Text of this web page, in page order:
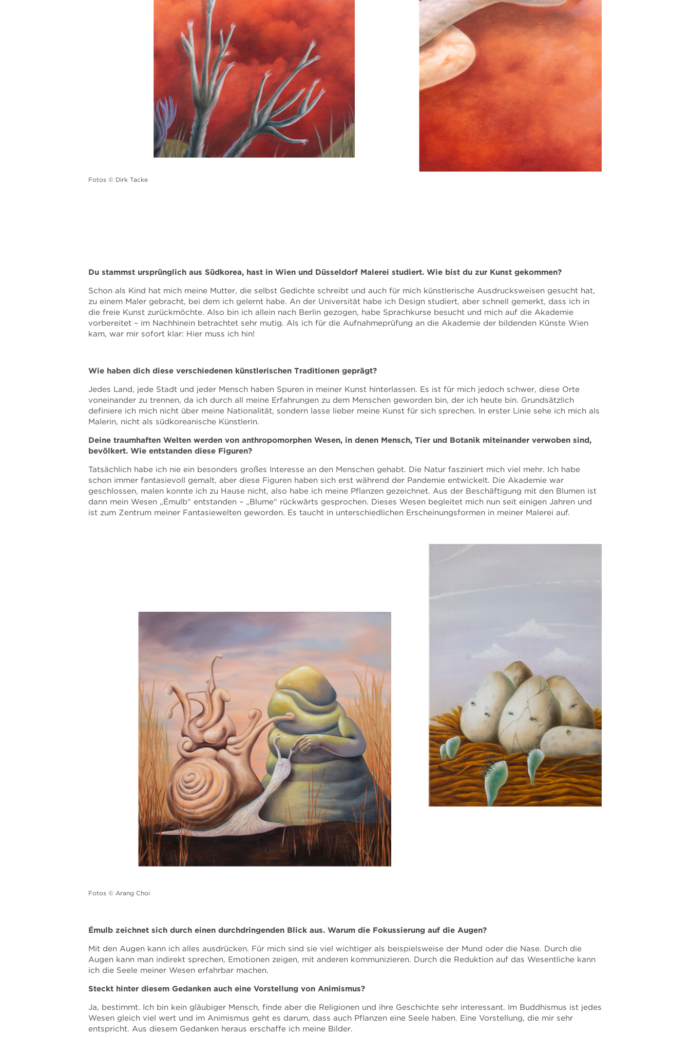
Fotos © Dirk Tacke
Du stammst ursprünglich aus Südkorea, hast in Wien und Düsseldorf Malerei studiert. Wie bist du zur Kunst gekommen?
Schon als Kind hat mich meine Mutter, die selbst Gedichte schreibt und auch für mich künstlerische Ausdrucksweisen gesucht hat,
zu einem Maler gebracht, bei dem ich gelernt habe. An der Universität habe ich Design studiert, aber schnell gemerkt, dass ich in
die freie Kunst zurückmöchte. Also bin ich allein nach Berlin gezogen, habe Sprachkurse besucht und mich auf die Akademie
vorbereitet – im Nachhinein betrachtet sehr mutig. Als ich für die Aufnahmeprüfung an die Akademie der bildenden Künste Wien
kam, war mir sofort klar: Hier muss ich hin!
Wie haben dich diese verschiedenen künstlerischen Traditionen geprägt?
Jedes Land, jede Stadt und jeder Mensch haben Spuren in meiner Kunst hinterlassen. Es ist für mich jedoch schwer, diese Orte
voneinander zu trennen, da ich durch all meine Erfahrungen zu dem Menschen geworden bin, der ich heute bin. Grundsätzlich
definiere ich mich nicht über meine Nationalität, sondern lasse lieber meine Kunst für sich sprechen. In erster Linie sehe ich mich als
Malerin, nicht als südkoreanische Künstlerin.
Deine traumhaften Welten werden von anthropomorphen Wesen, in denen Mensch, Tier und Botanik miteinander verwoben sind,
bevölkert. Wie entstanden diese Figuren?
Tatsächlich habe ich nie ein besonders großes Interesse an den Menschen gehabt. Die Natur fasziniert mich viel mehr. Ich habe
schon immer fantasievoll gemalt, aber diese Figuren haben sich erst während der Pandemie entwickelt. Die Akademie war
geschlossen, malen konnte ich zu Hause nicht, also habe ich meine Pflanzen gezeichnet. Aus der Beschäftigung mit den Blumen ist
dann mein Wesen „Émulb“ entstanden – „Blume“ rückwärts gesprochen. Dieses Wesen begleitet mich nun seit einigen Jahren und
ist zum Zentrum meiner Fantasiewelten geworden. Es taucht in unterschiedlichen Erscheinungsformen in meiner Malerei auf.
Fotos © Arang Choi
Émulb zeichnet sich durch einen durchdringenden Blick aus. Warum die Fokussierung auf die Augen?
Mit den Augen kann ich alles ausdrücken. Für mich sind sie viel wichtiger als beispielsweise der Mund oder die Nase. Durch die
Augen kann man indirekt sprechen, Emotionen zeigen, mit anderen kommunizieren. Durch die Reduktion auf das Wesentliche kann
ich die Seele meiner Wesen erfahrbar machen.
Steckt hinter diesem Gedanken auch eine Vorstellung von Animismus?
Ja, bestimmt. Ich bin kein gläubiger Mensch, finde aber die Religionen und ihre Geschichte sehr interessant. Im Buddhismus ist jedes
Wesen gleich viel wert und im Animismus geht es darum, dass auch Pflanzen eine Seele haben. Eine Vorstellung, die mir sehr
entspricht. Aus diesem Gedanken heraus erschaffe ich meine Bilder.